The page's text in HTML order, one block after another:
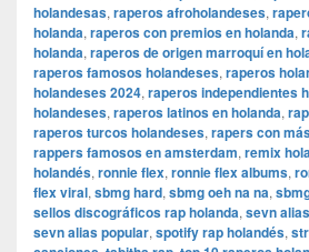
holandesas, raperos afroholandeses,
holanda, raperos con premios en holanda,
holanda, raperos de origen marroquí en
raperos famosos holandeses, raperos
holandeses 2024, raperos independientes
holandeses, raperos latinos en holanda,
raperos turcos holandeses, rapers con
rappers famosos en amsterdam, remix
holandés, ronnie flex, ronnie flex albums,
flex viral, sbmg hard, sbmg oeh na na,
sellos discográficos rap holanda, sevn alias
sevn alias popular, spotify rap holandés,